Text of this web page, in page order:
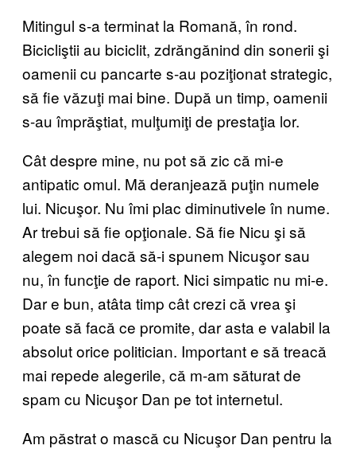
Mitingul s-a terminat la Romană, în rond.
Bicicliştii au biciclit, zdrăngănind din sonerii şi
oamenii cu pancarte s-au poziţionat strategic,
să fie văzuţi mai bine. După un timp, oamenii
s-au împrăştiat, mulţumiţi de prestaţia lor.
Cât despre mine, nu pot să zic că mi-e
antipatic omul. Mă deranjează puţin numele
lui. Nicuşor. Nu îmi plac diminutivele în nume.
Ar trebui să fie opţionale. Să fie Nicu şi să
alegem noi dacă să-i spunem Nicuşor sau
nu, în funcţie de raport. Nici simpatic nu mi-e.
Dar e bun, atâta timp cât crezi că vrea şi
poate să facă ce promite, dar asta e valabil la
absolut orice politician. Important e să treacă
mai repede alegerile, că m-am săturat de
spam cu Nicuşor Dan pe tot internetul.
Am păstrat o mască cu Nicuşor Dan pentru la